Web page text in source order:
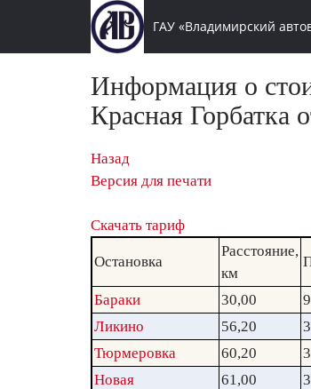
ГАУ «Владимирский
Информация о
Красная Горбатка
Назад
Версия для печати
Скачать тариф
Остановка
Расстояние,
км
Бараки
30,00
Ликино
56,20
Тюрмеровка
60,20
Новая
61,00